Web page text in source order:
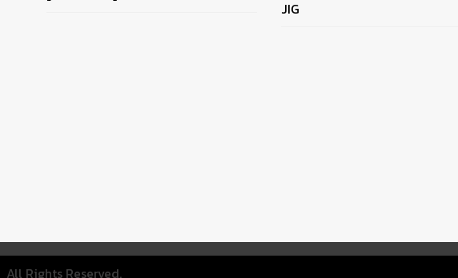
JIG
All Rights Reserved.